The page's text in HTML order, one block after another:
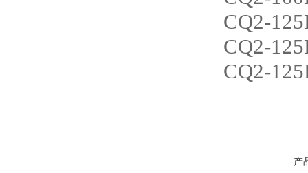
CQ2-
CQ2-
CQ2-
产